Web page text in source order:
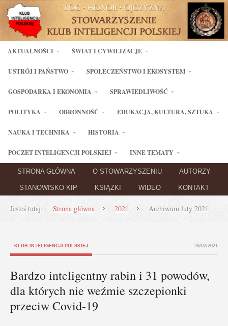
AKTUALNOŚCI ŚWIAT I CYWILIZACJE
USTRÓJ I PAŃSTWO SPOŁECZEŃSTWO I EKOSYSTEM
GOSPODARKA I EKONOMIA SPRAWIEDLIWOŚĆ
POLITYKA OBRONNOŚĆ EDUKACJA, KULTURA, SZTUKA
NAUKA I TECHNIKA HISTORIA
POCZET INTELIGENCJI POLSKIEJ INNE TEMATY
STRONA GŁÓWNA O STOWARZYSZENIU AUTORZY
STANOWISKO KIP KSIĄŻKI WIDEO KONTAKT
Jesteś tutaj: Strona główna 2021 Archiwum luty 2021
KLUB INTELIGENCJI POLSKIEJ 28/02/2021
Bardzo inteligentny rabin i 31 powodów,
dla których nie weźmie szczepionki
przeciw Covid-19